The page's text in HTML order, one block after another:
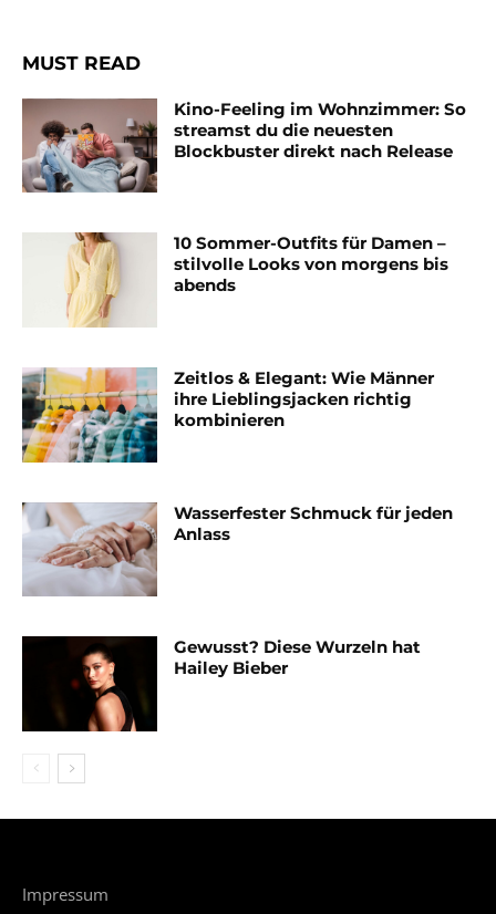
MUST READ
Kino-Feeling im Wohnzimmer: So
streamst du die neuesten
Blockbuster direkt nach Release
10 Sommer-Outfits für Damen –
stilvolle Looks von morgens bis
abends
Zeitlos & Elegant: Wie Männer
ihre Lieblingsjacken richtig
kombinieren
Wasserfester Schmuck für jeden
Anlass
Gewusst? Diese Wurzeln hat
Hailey Bieber
Impressum